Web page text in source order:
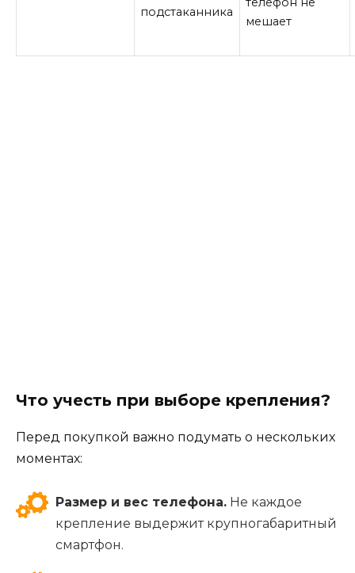
подстаканника
мешает
Что учесть при выборе крепления?
Перед покупкой важно подумать о нескольких
моментах:
Размер и вес телефона. Не каждое
крепление выдержит крупногабаритный
смартфон.